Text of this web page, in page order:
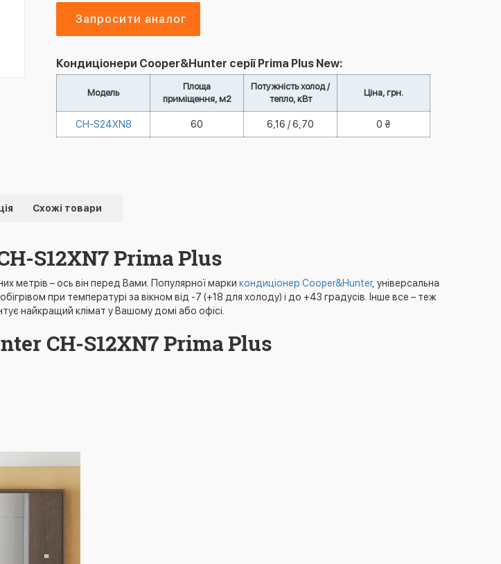
Запросити аналог
Кондиціонери Cooper&Hunter серії Prima Plus New:
Модель
Площа
приміщення, м2
Потужність холод /
тепло, кВт
Ціна, грн.
CH-S24XN8 60 6,16 / 6,70 0 ₴
Схожі товари
S12XN7 Prima Plus
метрів – ось він перед Вами. Популярної марки кондиціонер Cooper&Hunter, універсальна
при температурі за вікном від -7 (+18 для холоду) і до +43 градусів. Інше все – теж
найкращий клімат у Вашому домі або офісі.
CH-S12XN7 Prima Plus